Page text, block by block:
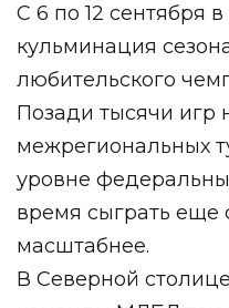
С 6 по 12 сентября
кульминация
любительского
Позади тысячи игр
межрегиональных
уровне
время сыграть еще
масштабнее.
В Северной